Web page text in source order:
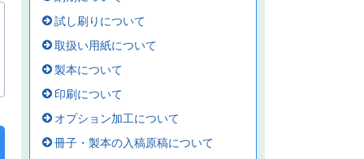
試し刷りについて
取扱い用紙について
製本について
印刷について
オプション加工について
冊子・製本の入稿原稿について